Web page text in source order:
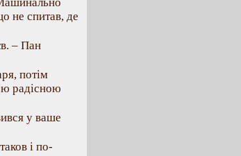
не спитав, де
– Пан
потім
радісною
у ваше
і по-